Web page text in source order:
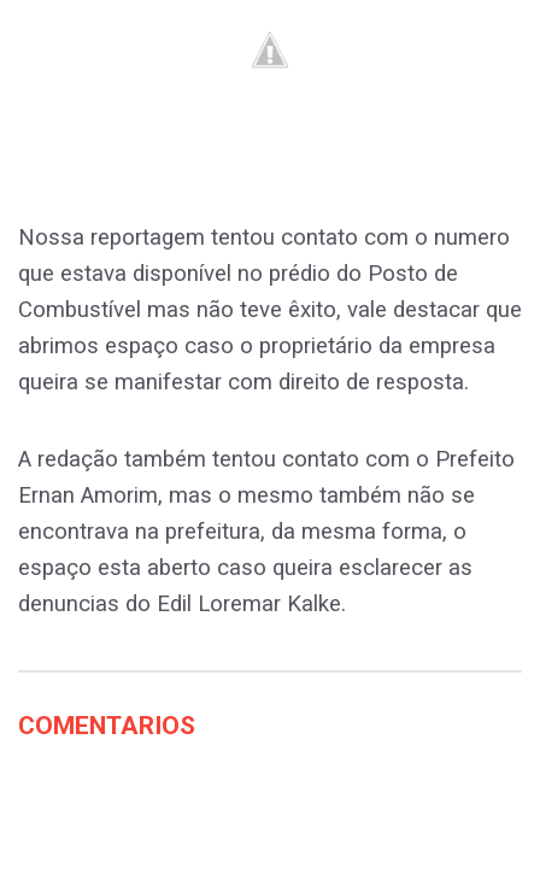
Nossa reportagem tentou contato com o numero
que estava disponível no prédio do Posto de
Combustível mas não teve êxito, vale destacar que
abrimos espaço caso o proprietário da empresa
queira se manifestar com direito de resposta.
A redação também tentou contato com o Prefeito
Ernan Amorim, mas o mesmo também não se
encontrava na prefeitura, da mesma forma, o
espaço esta aberto caso queira esclarecer as
denuncias do Edil Loremar Kalke.
COMENTARIOS